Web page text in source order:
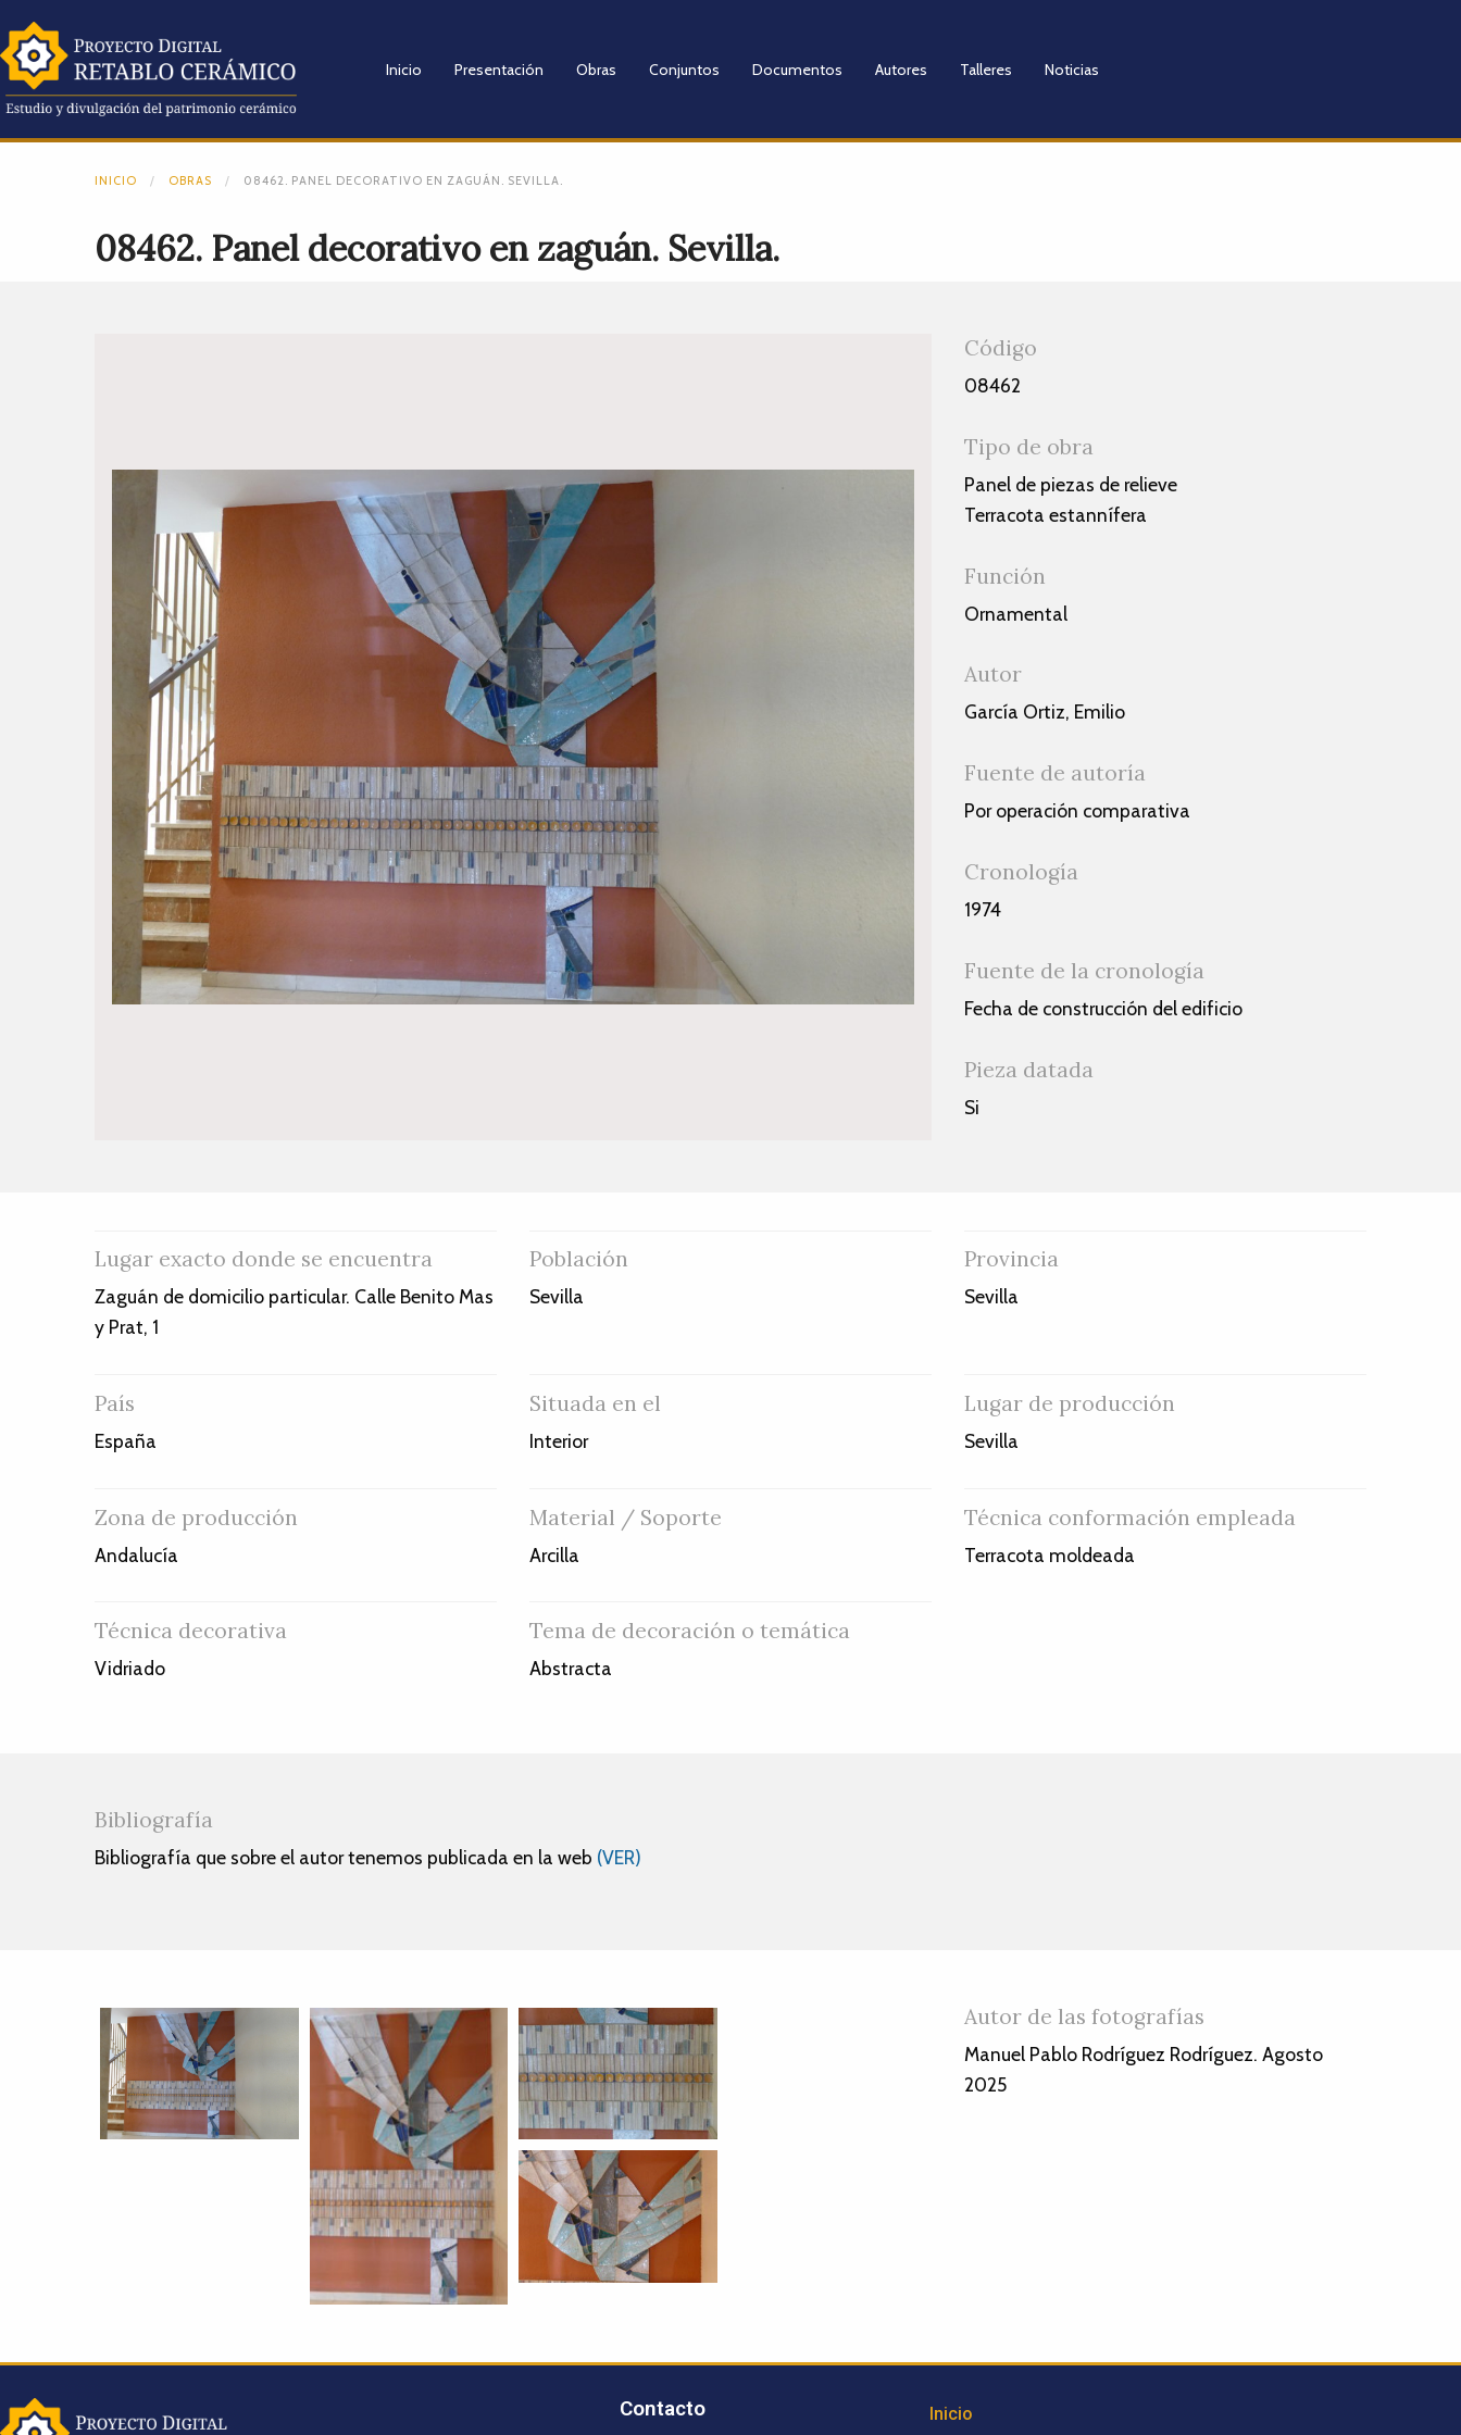
Inicio Presentación Obras Conjuntos Documentos Autores Talleres Noticias
INICIO OBRAS 08462. PANEL DECORATIVO EN ZAGUÁN. SEVILLA.
08462. Panel decorativo en zaguán. Sevilla.
Código
08462
Tipo de obra
Panel de piezas de relieve
Terracota estannífera
Función
Ornamental
Autor
García Ortiz, Emilio
Fuente de autoría
Por operación comparativa
Cronología
1974
Fuente de la cronología
Fecha de construcción del edificio
Pieza datada
Si
Lugar exacto donde se encuentra
Zaguán de domicilio particular. Calle Benito Mas
y Prat, 1
Población
Sevilla
Provincia
Sevilla
País
España
Situada en el
Interior
Lugar de producción
Sevilla
Zona de producción
Andalucía
Material / Soporte
Arcilla
Técnica conformación empleada
Terracota moldeada
Técnica decorativa
Vidriado
Tema de decoración o temática
Abstracta
Bibliografía
Bibliografía que sobre el autor tenemos publicada en la web (VER)
Autor de las fotografías
Manuel Pablo Rodríguez Rodríguez. Agosto
2025
Contacto Inicio